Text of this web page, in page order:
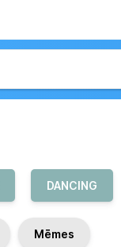
DANCING
Mēmes